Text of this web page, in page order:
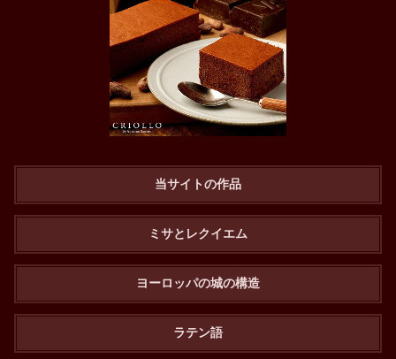
当サイトの作品
ミサとレクイエム
ヨーロッパの城の構造
ラテン語